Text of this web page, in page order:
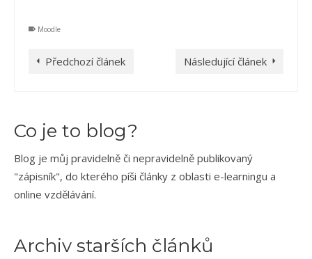
Moodle
Předchozí článek Následující článek
Co je to blog?
Blog je můj pravidelně či nepravidelně publikovaný
"zápisník", do kterého píši články z oblasti e-learningu a
online vzdělávání.
Archiv starších článků